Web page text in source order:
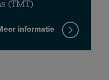
(TMT)
informatie